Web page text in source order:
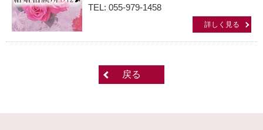
TEL: 055-979-1458
詳しく見る
戻る